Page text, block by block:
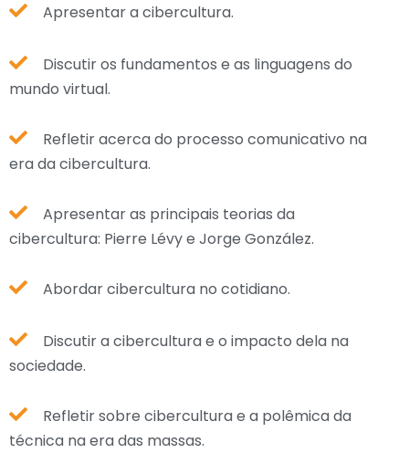
Apresentar a cibercultura.
Discutir os fundamentos e as linguagens do
mundo virtual.
Refletir acerca do processo comunicativo na
era da cibercultura.
Apresentar as principais teorias da
cibercultura: Pierre Lévy e Jorge González.
Abordar cibercultura no cotidiano.
Discutir a cibercultura e o impacto dela na
sociedade.
Refletir sobre cibercultura e a polêmica da
técnica na era das massas.